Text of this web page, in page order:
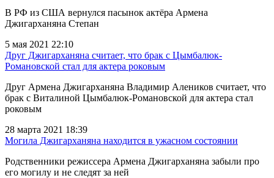
В РФ из США вернулся пасынок актёра Армена
Джигарханяна Степан
5 мая 2021 22:10
Друг Джигарханяна считает, что брак с Цымбалюк-
Романовской стал для актера роковым
Друг Армена Джигарханяна Владимир Алеников считает, что
брак с Виталиной Цымбалюк-Романовской для актера стал
роковым
28 марта 2021 18:39
Могила Джигарханяна находится в ужасном состоянии
Родственники режиссера Армена Джигарханяна забыли про
его могилу и не следят за ней